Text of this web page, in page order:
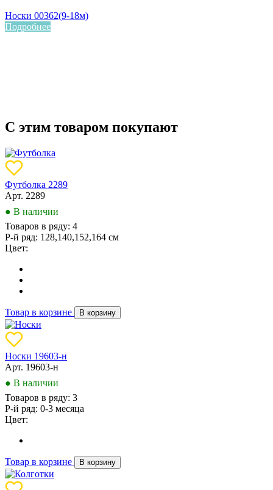
Носки 00362(9-18м)
Подробнее
С этим товаром покупают
Футболка 2289
Арт. 2289
● В наличии
Товаров в ряду: 4
Р-й ряд: 128,140,152,164 см
Цвет:
Товар в корзине В корзину
Носки 19603-н
Арт. 19603-н
● В наличии
Товаров в ряду: 3
Р-й ряд: 0-3 месяца
Цвет:
Товар в корзине В корзину